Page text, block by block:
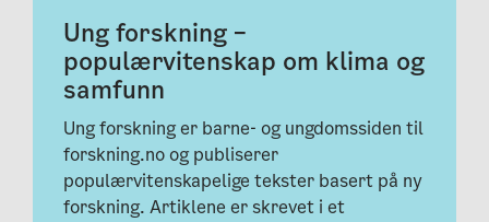
Ung forskning –
populærvitenskap om klima og
samfunn
Ung forskning er barne- og ungdomssiden til
forskning.no og publiserer
populærvitenskapelige tekster basert på ny
forskning. Artiklene er skrevet i et